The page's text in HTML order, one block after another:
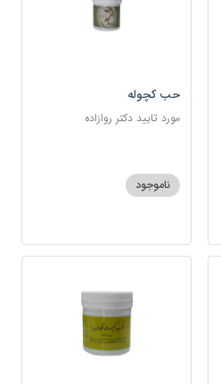
حب کچوله
مورد تایید دکتر روازاده
ناموجود